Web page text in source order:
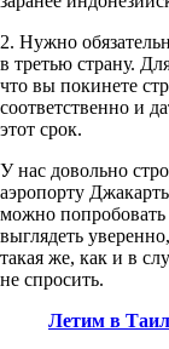
2. Нужно
в третью страну.
что вы покинете
соответственно и
этот срок.
У нас довольно
аэропорту
можно попробовать
выглядеть
такая же, как и в
не спросить.
Летим в